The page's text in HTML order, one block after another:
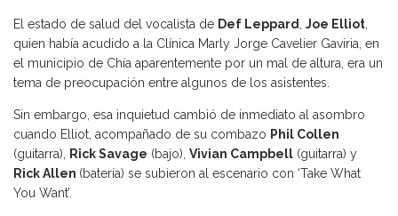
El estado de salud del vocalista de Def Leppard Joe Elliot
quien había acudido a la Clínica Marly Jorge Cavelier Gaviria, en
el municipio de Chía aparentemente por un mal de altura, era un
tema de preocupación entre algunos de los asistentes.
Sin embargo, esa inquietud cambió de inmediato al asombro
cuando Elliot, acompañado de su combazo Phil Collen
(guitarra),
Rick Savage (bajo), Vivian Campbell (guitarra) y
Rick Allen (batería) se subieron al escenario con ‘Take What
You Want’.